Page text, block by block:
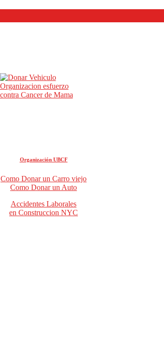
Organización UBCF
Como Donar un Carro viejo
Como Donar un Auto
Accidentes Laborales
en Construccion NYC